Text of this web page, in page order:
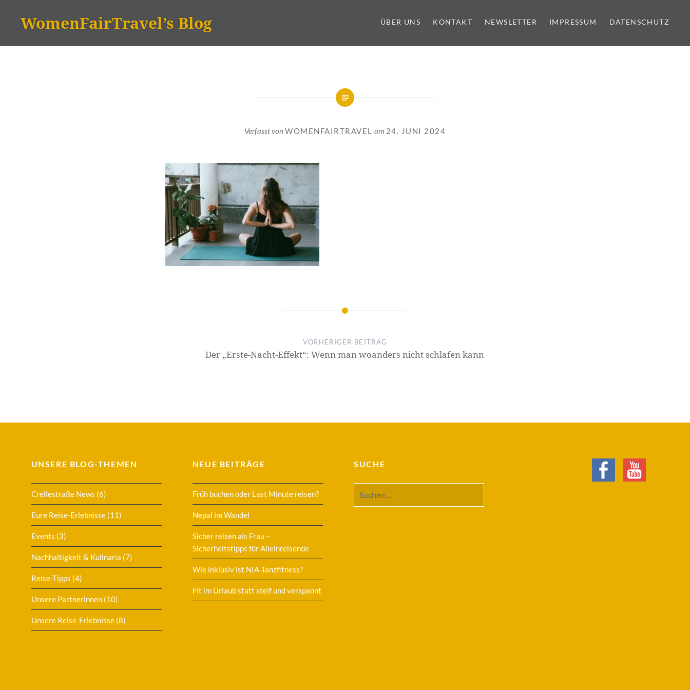
InhaltWomenFairTravel’s Blog ÜBER UNS KONTAKT NEWSLETTER IMPRESSUM DATENSCHUTZ
Verfasst von WOMENFAIRTRAVEL am 24. JUNI 2024
VORHERIGER BEITRAG
Der „Erste-Nacht-Effekt“: Wenn man woanders nicht schlafen kann
UNSERE BLOG-THEMEN
Crellestraße News (6)
Eure Reise-Erlebnisse(11)
Events (3)
Nachhaltigkeit & Kulinaria (7)
Reise-Tipps (4)
Unsere Partnerinnen(10)
Unsere Reise-Erlebnisse(8)
NEUE BEITRÄGE
Früh buchen oder Last Minute reisen?
Nepal im Wandel
Sicher reisen als Frau –
Sicherheitstipps für Alleinreisende
Wie inklusiv ist NIA-Tanzfitness?
Fit im Urlaub statt steif und verspannt
SUCHE
nach: